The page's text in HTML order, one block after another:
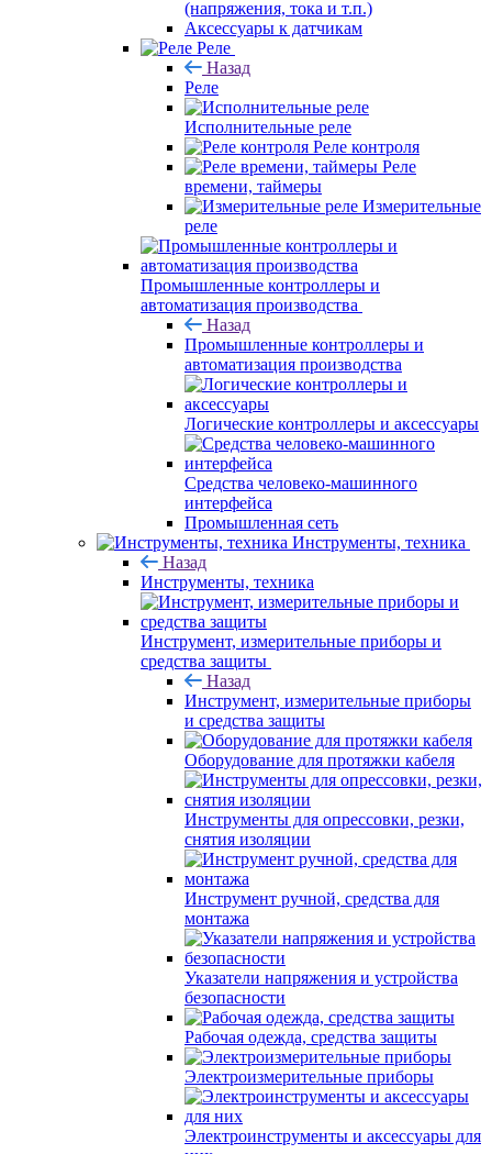
(напряжения, тока и т.п.)
Аксессуары к датчикам
Реле
Назад
Реле
Исполнительные реле
Реле контроля
Реле
времени, таймеры
Измерительные
реле
Промышленные контроллеры и
автоматизация производства
Назад
Промышленные контроллеры и
автоматизация производства
Логические контроллеры и аксессуары
Средства человеко-машинного
интерфейса
Промышленная сеть
Инструменты, техника
Назад
Инструменты, техника
Инструмент, измерительные приборы и
средства защиты
Назад
Инструмент, измерительные приборы
и средства защиты
Оборудование для протяжки кабеля
Инструменты для опрессовки, резки,
снятия изоляции
Инструмент ручной, средства для
монтажа
Указатели напряжения и устройства
безопасности
Рабочая одежда, средства защиты
Электроизмерительные приборы
Электроинструменты и аксессуары для